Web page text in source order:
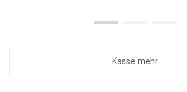
Kasse mehr